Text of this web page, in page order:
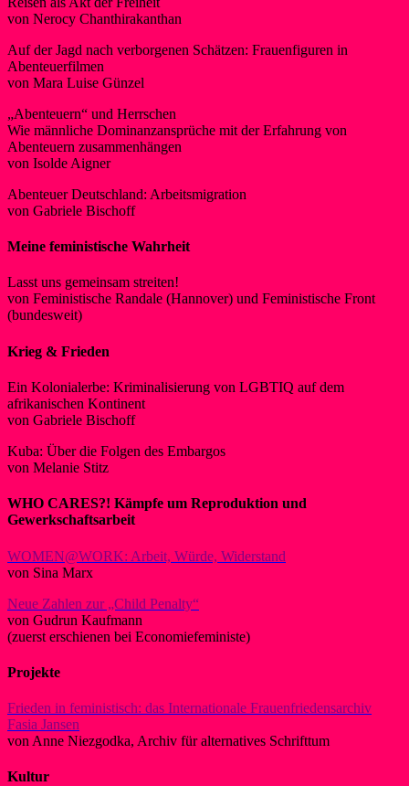
von Nerocy Chanthirakanthan
Auf der Jagd nach verborgenen Schätzen: Frauenfiguren in
Abenteuerfilmen
von Mara Luise Günzel
„Abenteuern“ und Herrschen
Wie männliche Dominanzansprüche mit der Erfahrung von
Abenteuern zusammenhängen
von Isolde Aigner
Abenteuer Deutschland: Arbeitsmigration
von Gabriele Bischoff
Meine feministische Wahrheit
Lasst uns gemeinsam streiten!
von Feministische Randale (Hannover) und Feministische Front
(bundesweit)
Krieg & Frieden
Ein Kolonialerbe: Kriminalisierung von LGBTIQ auf dem
afrikanischen Kontinent
von Gabriele Bischoff
Kuba: Über die Folgen des Embargos
von Melanie Stitz
WHO CARES?! Kämpfe um Reproduktion und
Gewerkschaftsarbeit
WOMEN@WORK: Arbeit, Würde, Widerstand
von Sina Marx
Neue Zahlen zur „Child Penalty“
von Gudrun Kaufmann
(zuerst erschienen bei Economiefeministe)
Projekte
Frieden in feministisch: das Internationale Frauenfriedensarchiv
Fasia Jansen
von Anne Niezgodka, Archiv für alternatives Schrifttum
Kultur